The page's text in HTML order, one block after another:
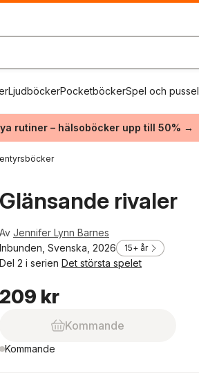
LjudböckerPocketböckerSpel och pussel
rutiner – hälsoböcker upp till 50% →
Glänsande rivaler
Av Jennifer Lynn Barnes
Inbunden, Svenska, 2026
15+ år
Del 2 i serien Det största spelet
209 kr
Kommande
Kommande